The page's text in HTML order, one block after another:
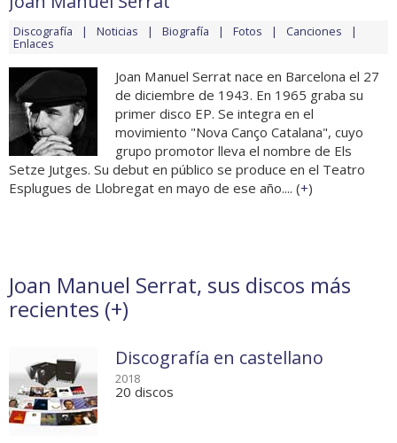
Discografía Noticias Biografía Fotos Canciones
Enlaces
Joan Manuel Serrat nace en Barcelona el 27
de diciembre de 1943. En 1965 graba su
primer disco EP. Se integra en el
movimiento "Nova Canço Catalana", cuyo
grupo promotor lleva el nombre de Els
Setze Jutges. Su debut en público se produce en el Teatro
Esplugues de Llobregat en mayo de ese año.... (+)
Joan Manuel Serrat, sus discos más
recientes (+)
Discografía en castellano
2018
20 discos